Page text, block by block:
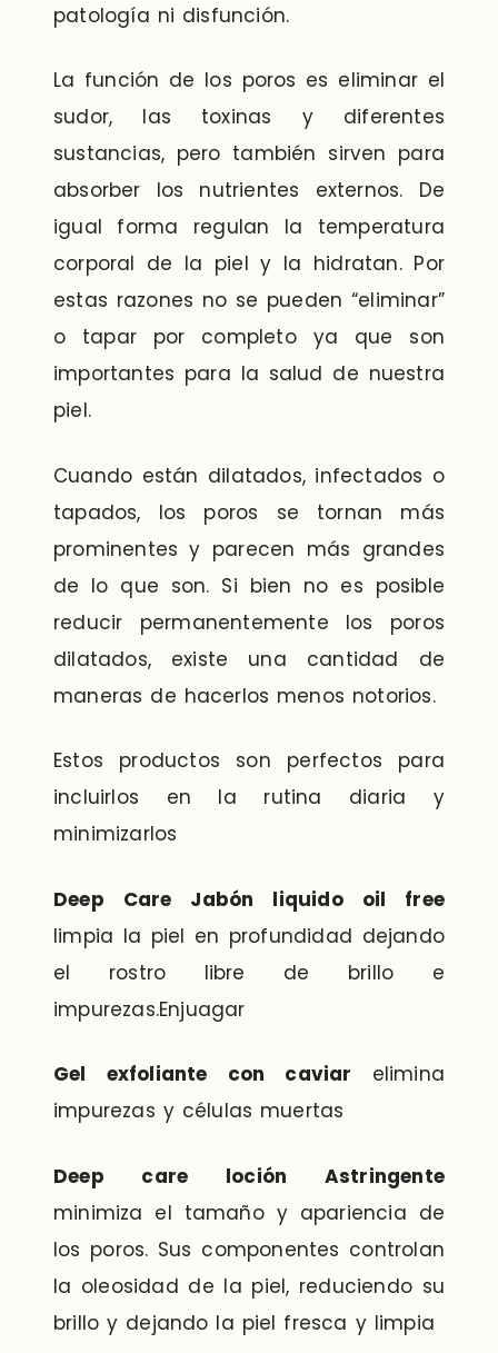
patología ni disfunción.
La función de los poros es eliminar el
sudor, las toxinas y diferentes
sustancias, pero también sirven para
absorber los nutrientes externos. De
igual forma regulan la temperatura
corporal de la piel y la hidratan. Por
estas razones no se pueden “eliminar”
o tapar por completo ya que son
importantes para la salud de nuestra
piel.
Cuando están dilatados, infectados o
tapados, los poros se tornan más
prominentes y parecen más grandes
de lo que son. Si bien no es posible
reducir permanentemente los poros
dilatados, existe una cantidad de
maneras de hacerlos menos notorios.
Estos productos son perfectos para
incluirlos en la rutina diaria y
minimizarlos
Deep Care Jabón liquido oil free
limpia la piel en profundidad dejando
el rostro libre de brillo e
impurezas.Enjuagar
Gel exfoliante con caviar elimina
impurezas y células muertas
Deep care loción Astringente
minimiza el tamaño y apariencia de
los poros. Sus componentes controlan
la oleosidad de la piel, reduciendo su
brillo y dejando la piel fresca y limpia